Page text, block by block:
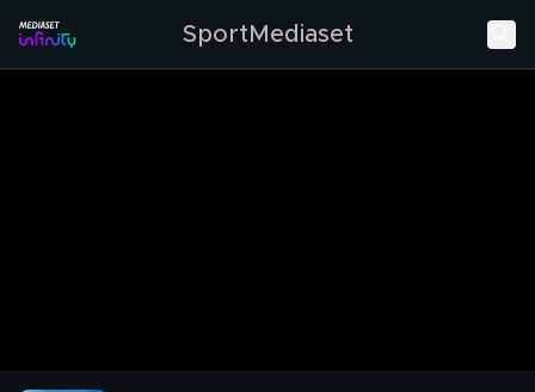
SportMediaset